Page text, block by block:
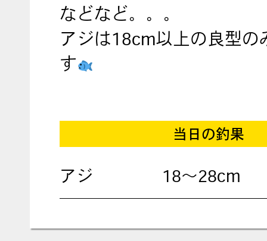
などなど。。。
アジは18cm以上の良型の
す
当日の釣果
アジ 18〜28cm